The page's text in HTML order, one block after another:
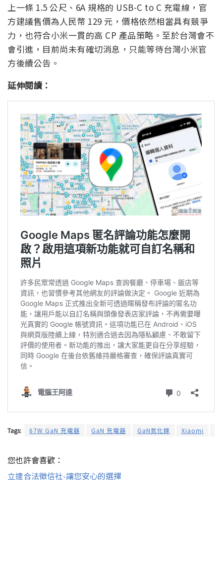
上一條 1.5 公尺、6A 規格的 USB-C to C 充電線，官
方建議售價為人民幣 129 元，價格依然相當具有競爭
力，也符合小米一貫的高 CP 產品策略。至於台灣會不
會引進，目前尚未有確切消息，只能等待台灣小米官
方後續公告。
延伸閱讀：
Tags: 67W GaN 充電器 GaN 充電器 GaN氮化鎵 Xiaomi
您也許會喜歡：
立達合法徵信社-讓您安心的選擇